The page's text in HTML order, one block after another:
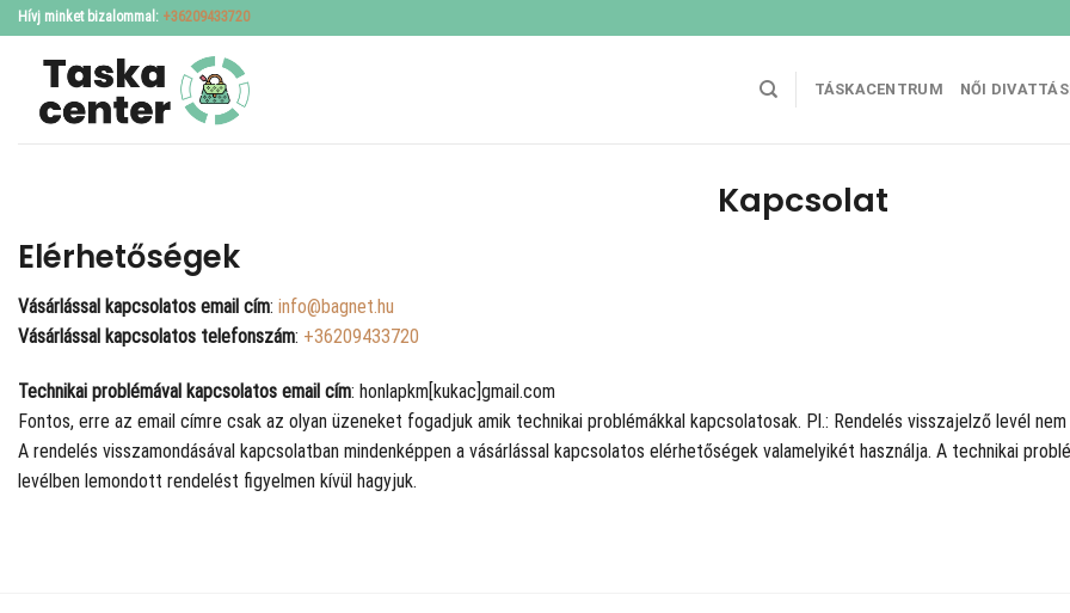
Skip
to
content
Hívj minket bizalommal: +36209433720
TÁSKACENTRUM NŐI
Kapcsolat
Elérhetőségek
Vásárlással kapcsolatos email cím: info@bagnet.hu
Vásárlással kapcsolatos telefonszám: +36209433720
Technikai problémával kapcsolatos email cím: honlapkm[kukac]gmail.com
Fontos, erre az email címre csak az olyan üzeneket fogadjuk amik technikai problémákkal kapcsolatosak. Pl.: Rendelés visszajelző levél
A rendelés visszamondásával kapcsolatban mindenképpen a vásárlással kapcsolatos elérhetőségek valamelyikét használja. A technikai
levélben lemondott rendelést figyelmen kívül hagyjuk.